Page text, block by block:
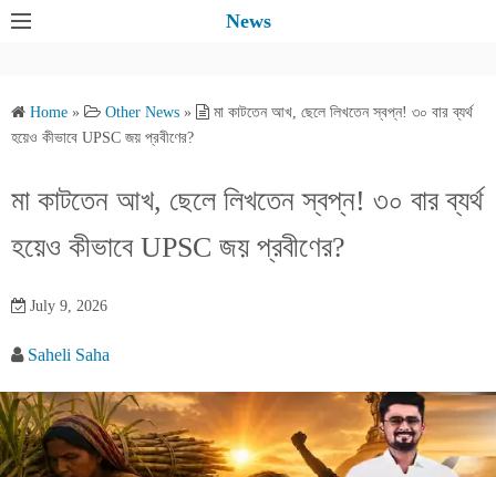
News
Home » Other News »
মা কাটতেন আখ, ছেলে লিখতেন স্বপ্ন! ৩০ বার ব্যর্থ
হয়েও কীভাবে UPSC জয় প্রবীণের?
মা কাটতেন আখ, ছেলে লিখতেন স্বপ্ন! ৩০ বার ব্যর্থ
হয়েও কীভাবে UPSC জয় প্রবীণের?
July 9, 2026
Saheli Saha